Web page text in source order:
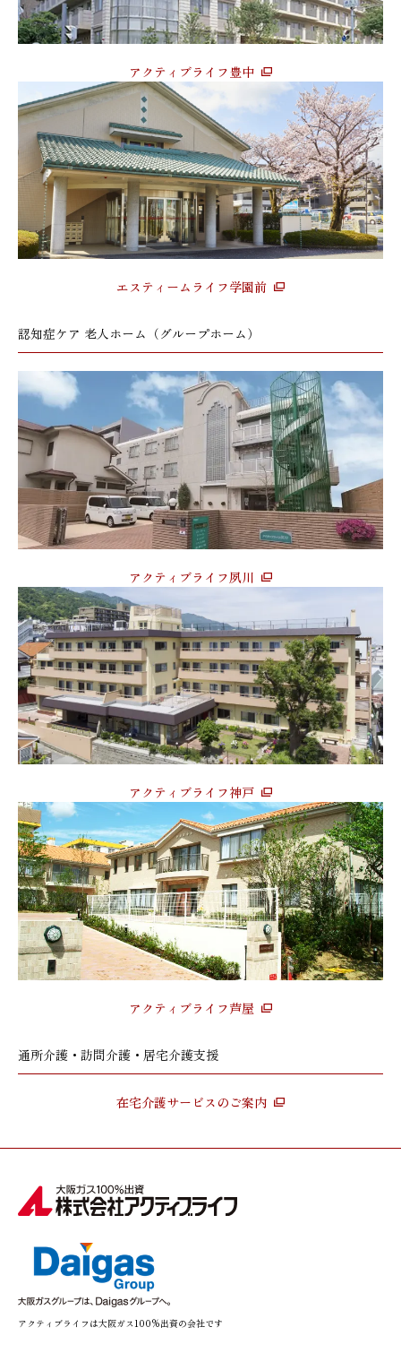
アクティブライフ豊中
エスティームライフ学園前
認知症ケア 老人ホーム（グループホーム）
アクティブライフ夙川
アクティブライフ神戸
アクティブライフ芦屋
通所介護・訪問介護・居宅介護支援
在宅介護サービスのご案内
アクティブライフは大阪ガス100%出資の会社です